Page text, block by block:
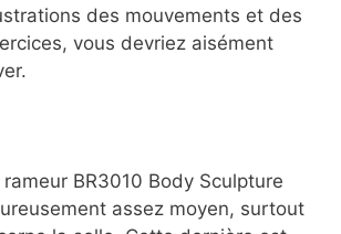
des mouvements et des
vous devriez aisément
BR3010 Body Sculpture
assez moyen, surtout